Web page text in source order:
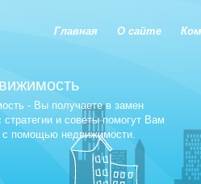
Главная О сайте
- Вы получаете в замен
и советы помогут Вам
с помощью недвижимости.